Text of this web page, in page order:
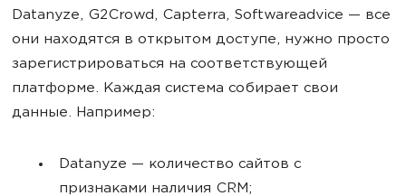
Datanyze, G2Crowd, Capterra, Softwareadvice — все
они находятся в открытом доступе, нужно просто
зарегистрироваться на соответствующей
платформе. Каждая система собирает свои
данные. Например:
Datanyze — количество сайтов с
признаками наличия CRM;